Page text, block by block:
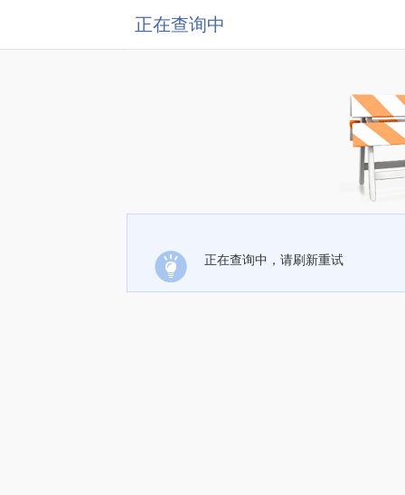
正在查询中
正在查询中，请刷新重试